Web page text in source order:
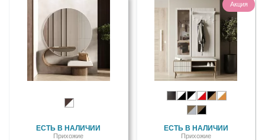
ЕСТЬ В НАЛИЧИИ
Прихожие
Акция
ЕСТЬ В НАЛИЧИИ
Прихожие